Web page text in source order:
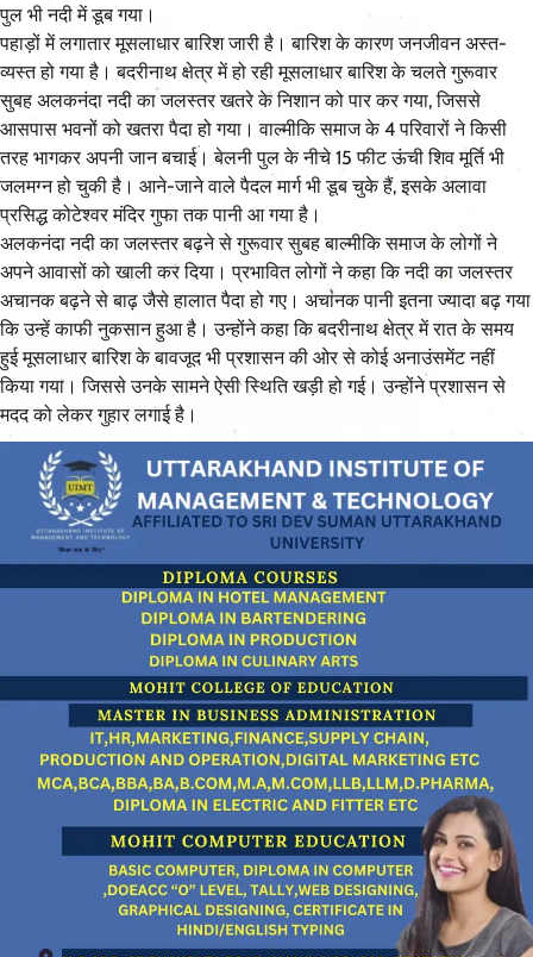
पुल भी नदी में डूब गया।
पहाड़ों में लगातार मूसलाधार बारिश जारी है। बारिश के कारण जनजीवन अस्त-
व्यस्त हो गया है। बदरीनाथ क्षेत्र में हो रही मूसलाधार बारिश के चलते गुरूवार
सुबह अलकनंदा नदी का जलस्तर खतरे के निशान को पार कर गया, जिससे
आसपास भवनों को खतरा पैदा हो गया। वाल्मीकि समाज के 4 परिवारों ने किसी
तरह भागकर अपनी जान बचाई। बेलनी पुल के नीचे 15 फीट ऊंची शिव मूर्ति भी
जलमग्न हो चुकी है। आने-जाने वाले पैदल मार्ग भी डूब चुके हैं, इसके अलावा
प्रसिद्ध कोटेश्वर मंदिर गुफा तक पानी आ गया है।
अलकनंदा नदी का जलस्तर बढ़ने से गुरूवार सुबह बाल्मीकि समाज के लोगों ने
अपने आवासों को खाली कर दिया। प्रभावित लोगों ने कहा कि नदी का जलस्तर
अचानक बढ़ने से बाढ़ जैसे हालात पैदा हो गए। अचानक पानी इतना ज्यादा बढ़ गया
कि उन्हें काफी नुकसान हुआ है। उन्होंने कहा कि बदरीनाथ क्षेत्र में रात के समय
हुई मूसलाधार बारिश के बावजूद भी प्रशासन की ओर से कोई अनाउंसमेंट नहीं
किया गया। जिससे उनके सामने ऐसी स्थिति खड़ी हो गई। उन्होंने प्रशासन से
मदद को लेकर गुहार लगाई है।